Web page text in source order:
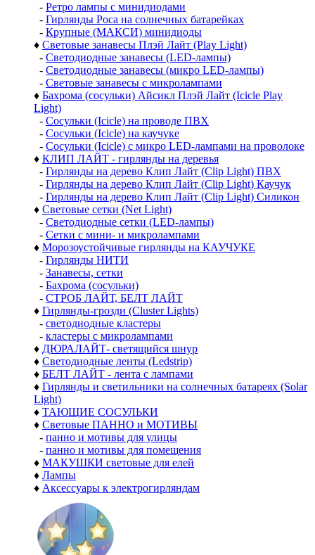
- Ретро лампы с минидиодами
- Гирлянды Роса на солнечных батарейках
- Крупные (МАКСИ) минидиоды
♦ Световые занавесы Плэй Лайт (Play Light)
- Светодиодные занавесы (LED-лампы)
- Светодиодные занавесы (микро LED-лампы)
- Световые занавесы с микролампами
♦ Бахрома (сосульки) Айсикл Плэй Лайт (Icicle Play
Light)
- Сосульки (Icicle) на проводе ПВХ
- Сосульки (Icicle) на каучуке
- Сосульки (Icicle) с микро LED-лампами на проволоке
♦ КЛИП ЛАЙТ - гирлянды на деревья
- Гирлянды на дерево Клип Лайт (Clip Light) ПВХ
- Гирлянды на дерево Клип Лайт (Clip Light) Каучук
- Гирлянды на дерево Клип Лайт (Clip Light) Силикон
♦ Световые сетки (Net Light)
- Светодиодные сетки (LED-лампы)
- Сетки с мини- и микролампами
♦ Морозоустойчивые гирлянды на КАУЧУКЕ
- Гирлянды НИТИ
- Занавесы, сетки
- Бахрома (сосульки)
- СТРОБ ЛАЙТ, БЕЛТ ЛАЙТ
♦ Гирлянды-грозди (Cluster Lights)
- светодиодные кластеры
- кластеры с микролампами
♦ ДЮРАЛАЙТ- светящийся шнур
♦ Светодиодные ленты (Ledstrip)
♦ БЕЛТ ЛАЙТ - лента с лампами
♦ Гирлянды и светильники на солнечных батареях (Solar
Light)
♦ ТАЮЩИЕ СОСУЛЬКИ
♦ Световые ПАННО и МОТИВЫ
- панно и мотивы для улицы
- панно и мотивы для помещения
♦ МАКУШКИ световые для елей
♦ Лампы
♦ Аксессуары к электрогирляндам